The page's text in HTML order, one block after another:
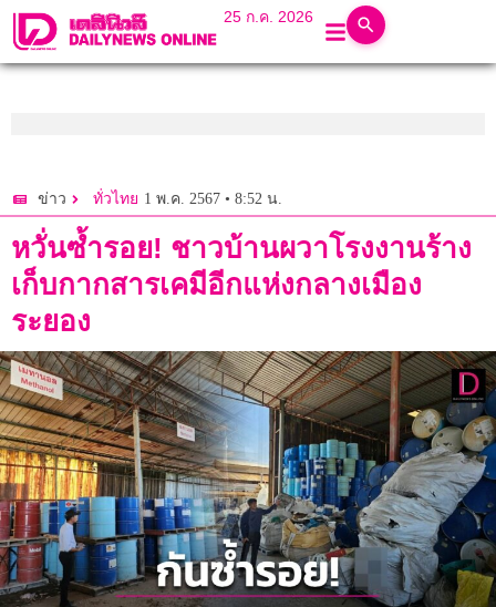
25 ก.ค. 2026
ข่าว ทั่วไทย 1 พ.ค. 2567 • 8:52 น.
หวั่นซ้ำรอย! ชาวบ้านผวาโรงงานร้าง
เก็บกากสารเคมีอีกแห่งกลางเมือง
ระยอง